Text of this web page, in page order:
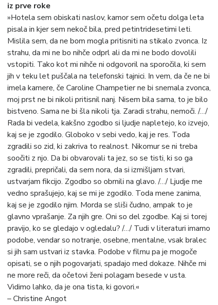
iz prve roke
»Hotela sem obiskati naslov, kamor sem očetu dolga leta
pisala in kjer sem nekoč bila, pred petintridesetimi leti.
Mislila sem, da ne bom mogla pritisniti na stikalo zvonca. Iz
strahu, da mi ne bo nihče odprl ali da mi ne bodo dovolili
vstopiti. Tako kot mi nihče ni odgovoril na sporočila, ki sem
jih v teku let puščala na telefonski tajnici. In vem, da če ne bi
imela kamere, če Caroline Champetier ne bi snemala zvonca,
moj prst ne bi nikoli pritisnil nanj. Nisem bila sama, to je bilo
bistveno. Sama ne bi šla nikoli tja. Zaradi strahu, nemoči. /…/
Rada bi vedela, kakšno zgodbo si ljudje napletejo, ko izvejo,
kaj se je zgodilo. Globoko v sebi vedo, kaj je res. Toda
zgradili so zid, ki zakriva to realnost. Nikomur se ni treba
soočiti z njo. Da bi obvarovali ta jez, so se tisti, ki so ga
zgradili, prepričali, da sem nora, da si izmišljam stvari,
ustvarjam fikcijo. Zgodbo so obrnili na glavo. /…/ Ljudje me
vedno sprašujejo, kaj se mi je zgodilo. Toda mene zanima,
kaj se je zgodilo njim. Morda se sliši čudno, ampak to je
glavno vprašanje. Za njih gre. Oni so del zgodbe. Kaj si torej
pravijo, ko se gledajo v ogledalu? /…/ Tudi v literaturi imamo
podobe, vendar so notranje, osebne, mentalne, vsak bralec
si jih sam ustvari iz stavka. Podobe v filmu pa je mogoče
opisati, se o njih pogovarjati, spadajo med dokaze. Nihče mi
ne more reči, da očetovi ženi polagam besede v usta.
Vidimo lahko, da je ona tista, ki govori.«
– Christine Angot